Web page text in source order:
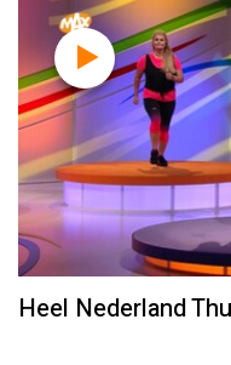
Heel Nederland